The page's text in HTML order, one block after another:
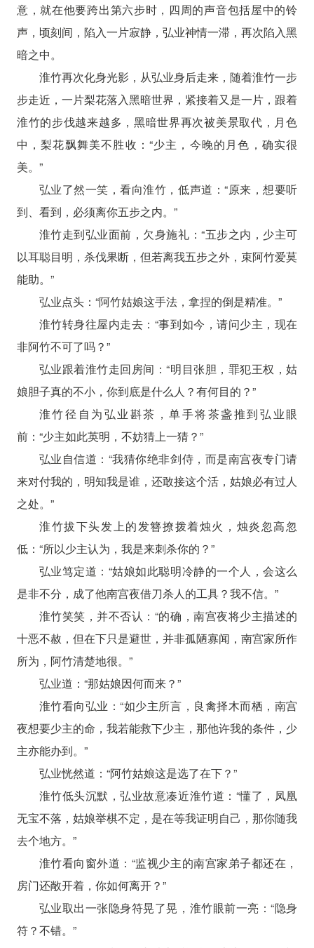
意，就在他要跨出第六步时，四周的声音包括屋中的铃
声，顷刻间，陷入一片寂静，弘业神情一滞，再次陷入黑
暗之中。
淮竹再次化身光影，从弘业身后走来，随着淮竹一步
步走近，一片梨花落入黑暗世界，紧接着又是一片，跟着
淮竹的步伐越来越多，黑暗世界再次被美景取代，月色
中，梨花飘舞美不胜收：“少主，今晚的月色，确实很
美。”
弘业了然一笑，看向淮竹，低声道：“原来，想要听
到、看到，必须离你五步之内。”
淮竹走到弘业面前，欠身施礼：“五步之内，少主可
以耳聪目明，杀伐果断，但若离我五步之外，束阿竹爱莫
能助。”
弘业点头：“阿竹姑娘这手法，拿捏的倒是精准。”
淮竹转身往屋内走去：“事到如今，请问少主，现在
非阿竹不可了吗？”
弘业跟着淮竹走回房间：“明目张胆，罪犯王权，姑
娘胆子真的不小，你到底是什么人？有何目的？”
淮竹径自为弘业斟茶，单手将茶盏推到弘业眼
前：“少主如此英明，不妨猜上一猜？”
弘业自信道：“我猜你绝非剑侍，而是南宫夜专门请
来对付我的，明知我是谁，还敢接这个活，姑娘必有过人
之处。”
淮竹拔下头发上的发簪撩拨着烛火，烛炎忽高忽
低：“所以少主认为，我是来刺杀你的？”
弘业笃定道：“姑娘如此聪明冷静的一个人，会这么
是非不分，成了他南宫夜借刀杀人的工具？我不信。”
淮竹笑笑，并不否认：“的确，南宫夜将少主描述的
十恶不赦，但在下只是避世，并非孤陋寡闻，南宫家所作
所为，阿竹清楚地很。”
弘业道：“那姑娘因何而来？”
淮竹看向弘业：“如少主所言，良禽择木而栖，南宫
夜想要少主的命，我若能救下少主，那他许我的条件，少
主亦能办到。”
弘业恍然道：“阿竹姑娘这是选了在下？”
淮竹低头沉默，弘业故意凑近淮竹道：“懂了，凤凰
无宝不落，姑娘举棋不定，是在等我证明自己，那你随我
去个地方。”
淮竹看向窗外道：“监视少主的南宫家弟子都还在，
房门还敞开着，你如何离开？”
弘业取出一张隐身符晃了晃，淮竹眼前一亮：“隐身
符？不错。”